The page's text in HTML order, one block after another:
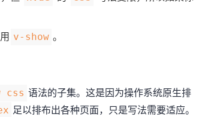
v-show 。
css 语法的子集。这是因为操作系统原生排
足以排布出各种页面，只是写法需要适应。